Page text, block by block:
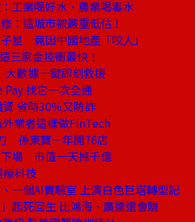
工業喝好水、農業喝毒水
：這城市被嚴重低估！
星 竟因中國地產「咬人」
家金控衝最快！
大數據一鍵即刻救援
找它一次全通
省時30％又防詐
業者這樣做FinTech
孫東寶一年開76店
場 市值一天掉千億
科技
一個AI實驗室 上演白色巨塔轉型記
起死回生 比鴻海、廣達還會賺